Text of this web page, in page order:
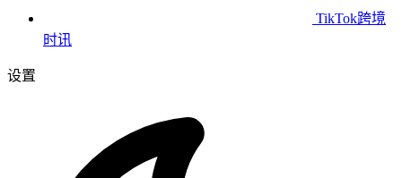
TikTok跨境
时讯
设置